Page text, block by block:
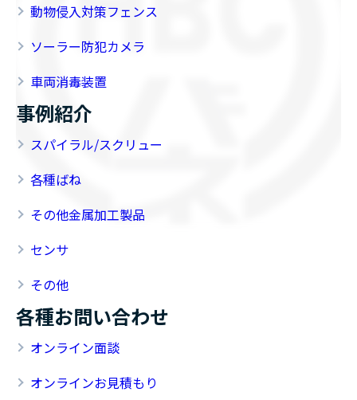
動物侵入対策フェンス
ソーラー防犯カメラ
車両消毒装置
事例紹介
スパイラル/スクリュー
各種ばね
その他金属加工製品
センサ
その他
各種お問い合わせ
オンライン面談
オンラインお見積もり